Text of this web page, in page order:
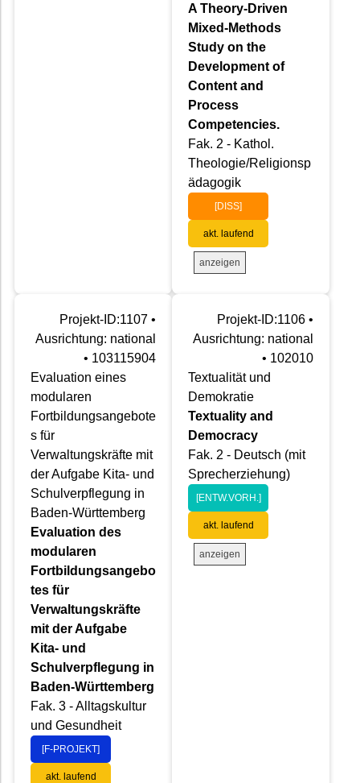
A Theory-Driven
Mixed-Methods
Study on the
Development of
Content and
Process
Competencies.
Fak. 2 - Kathol.
Theologie/Religionsp
ädagogik
[DISS]
akt. laufend
anzeigen
Projekt-ID:1107 •
Ausrichtung: national
• 103115904
Evaluation eines
modularen
Fortbildungsangebote
s für
Verwaltungskräfte mit
der Aufgabe Kita- und
Schulverpflegung in
Baden-Württemberg
Evaluation des
modularen
Fortbildungsangebo
tes für
Verwaltungskräfte
mit der Aufgabe
Kita- und
Schulverpflegung in
Baden-Württemberg
Fak. 3 - Alltagskultur
und Gesundheit
[F-PROJEKT]
akt. laufend
Projekt-ID:1106 •
Ausrichtung: national
• 102010
Textualität und
Demokratie
Textuality and
Democracy
Fak. 2 - Deutsch (mit
Sprecherziehung)
[ENTW.VORH.]
akt. laufend
anzeigen